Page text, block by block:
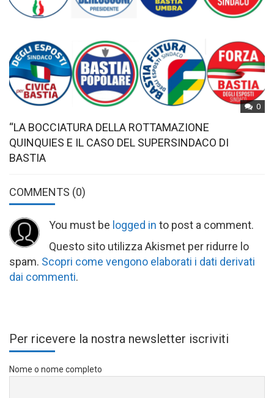
0
“LA BOCCIATURA DELLA ROTTAMAZIONE
QUINQUIES E IL CASO DEL SUPERSINDACO DI
BASTIA
COMMENTS (0)
You must be logged in to post a comment.
Questo sito utilizza Akismet per ridurre lo
spam. Scopri come vengono elaborati i dati derivati
dai commenti.
Per ricevere la nostra newsletter iscriviti
Nome o nome completo